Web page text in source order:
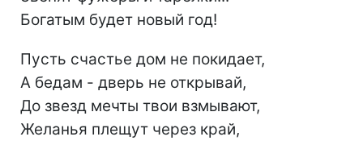
Богатым будет новый год!
Пусть счастье дом не покидает,
А бедам - дверь не открывай,
До звезд мечты твои взмывают,
Желанья плещут через край,